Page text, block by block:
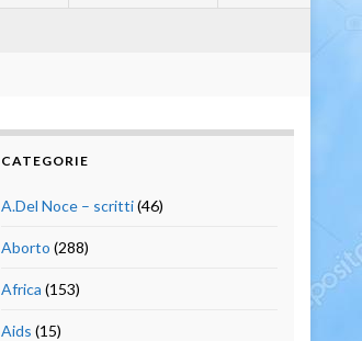
CATEGORIE
A.Del Noce – scritti(46)
Aborto (288)
Africa (153)
Aids (15)